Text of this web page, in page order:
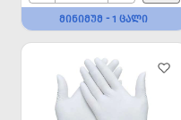
ᲛᲘᲜᲘᲛᲣᲛ - 1 ᲪᲐᲚᲘ